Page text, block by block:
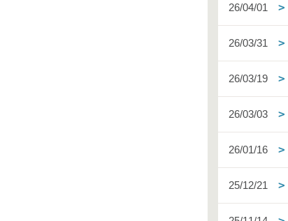
26/04/01
26/03/31
26/03/19
26/03/03
26/01/16
25/12/21